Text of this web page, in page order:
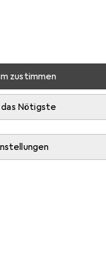
zustimmen
das Nötigste
in Deutschland